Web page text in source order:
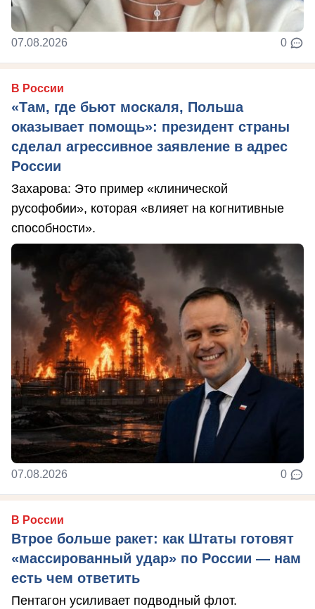
07.08.2026 0
В России
«Там, где бьют москаля, Польша
оказывает помощь»: президент страны
сделал агрессивное заявление в адрес
России
Захарова: Это пример «клинической
русофобии», которая «влияет на когнитивные
способности».
07.08.2026 0
В России
Втрое больше ракет: как Штаты готовят
«массированный удар» по России — нам
есть чем ответить
Пентагон усиливает подводный флот.